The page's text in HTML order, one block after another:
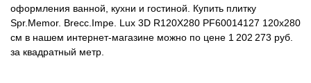
оформления ванной, кухни и гостиной. Купить плитку
Spr.Memor. Brecc.Impe. Lux 3D R120X280 PF60014127 120x280
см в нашем интернет-магазине можно по цене 1 202 273 руб.
за квадратный метр.